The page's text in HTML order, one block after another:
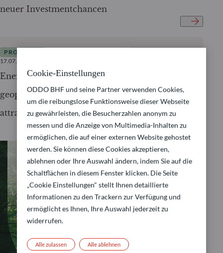
neuer Investmentchancen
PRODUKTE
17.07.2026
Energiesicherheit – Warum Elektrifizierung
geopolitisch unverzichtbar und für Investoren
attraktiv wird
Cookie-Einstellungen
ODDO BHF und seine Partner verwenden Cookies,
um die reibungslose Funktionsweise dieser Webseite
zu gewährleisten, die Besucherzahlen anonym zu
messen und die Anzeige von Multimedia-Inhalten zu
ermöglichen, die auf einer externen Website gehostet
werden. Sie können diese Cookies akzeptieren,
ablehnen oder Ihre Auswahl ändern, indem Sie auf die
Schaltflächen in diesem Fenster klicken. Die Seite
„Cookie Einstellungen" stellt Ihnen detaillierte
Informationen zu den Trackern zur Verfügung und
ermöglicht es Ihnen, Ihre Auswahl jederzeit zu
widerrufen.
Alle ablehnen
Alle zulassen